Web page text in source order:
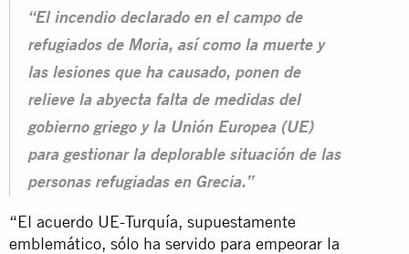
“El incendio declarado en el campo de
refugiados de Moria, así como la muerte y
las lesiones que ha causado, ponen de
relieve la abyecta falta de medidas del
gobierno griego y la Unión Europea (UE)
para gestionar la deplorable situación de las
personas refugiadas en Grecia.”
“El acuerdo UE-Turquía, supuestamente
emblemático, sólo ha servido para empeorar la